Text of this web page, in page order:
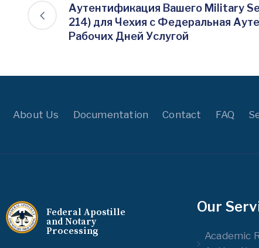
Аутентификация Вашего Military
214) для Чехия с Федеральная
Рабочих Дней Услугой
About Us Documentation Contact FAQ
Federal Apostille
and Notary
Processing
Our
Academic